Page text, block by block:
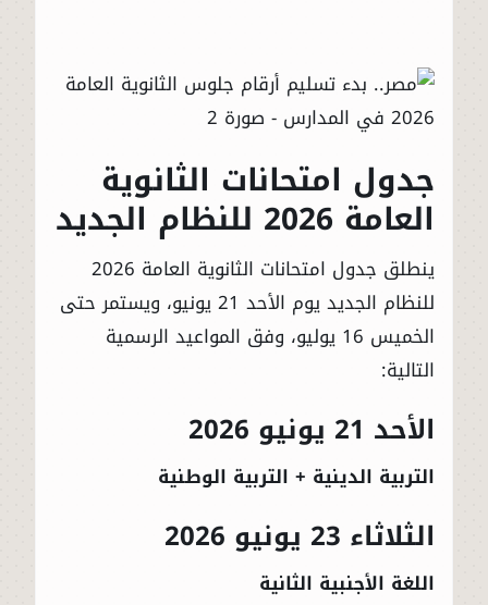
جدول امتحانات الثانوية
العامة 2026 للنظام الجديد
ينطلق جدول امتحانات الثانوية العامة 2026
للنظام الجديد يوم الأحد 21 يونيو، ويستمر حتى
الخميس 16 يوليو، وفق المواعيد الرسمية
التالية:
الأحد 21 يونيو 2026
التربية الدينية + التربية الوطنية
الثلاثاء 23 يونيو 2026
اللغة الأجنبية الثانية